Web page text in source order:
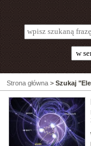
Strona główna > Szukaj